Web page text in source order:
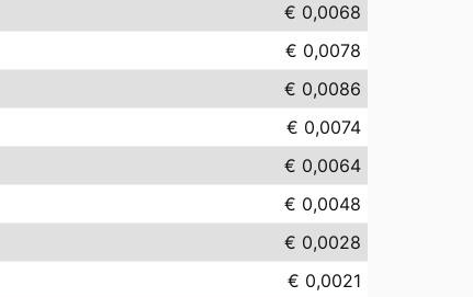
€ 0,0068
€ 0,0078
€ 0,0086
€ 0,0074
€ 0,0064
€ 0,0048
€ 0,0028
€ 0,0021